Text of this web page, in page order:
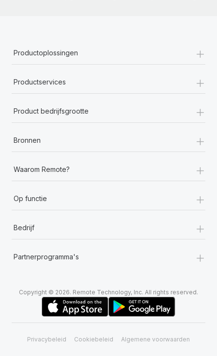
Productoplossingen +
Productservices +
Product bedrijfsgrootte +
Bronnen +
Waarom Remote? +
Op functie +
Bedrijf +
Partnerprogramma's +
Copyright © 2026. Remote Technology, Inc. All rights reserved.
Privacybeleid Cookiebeleid Algemene voorwaarden